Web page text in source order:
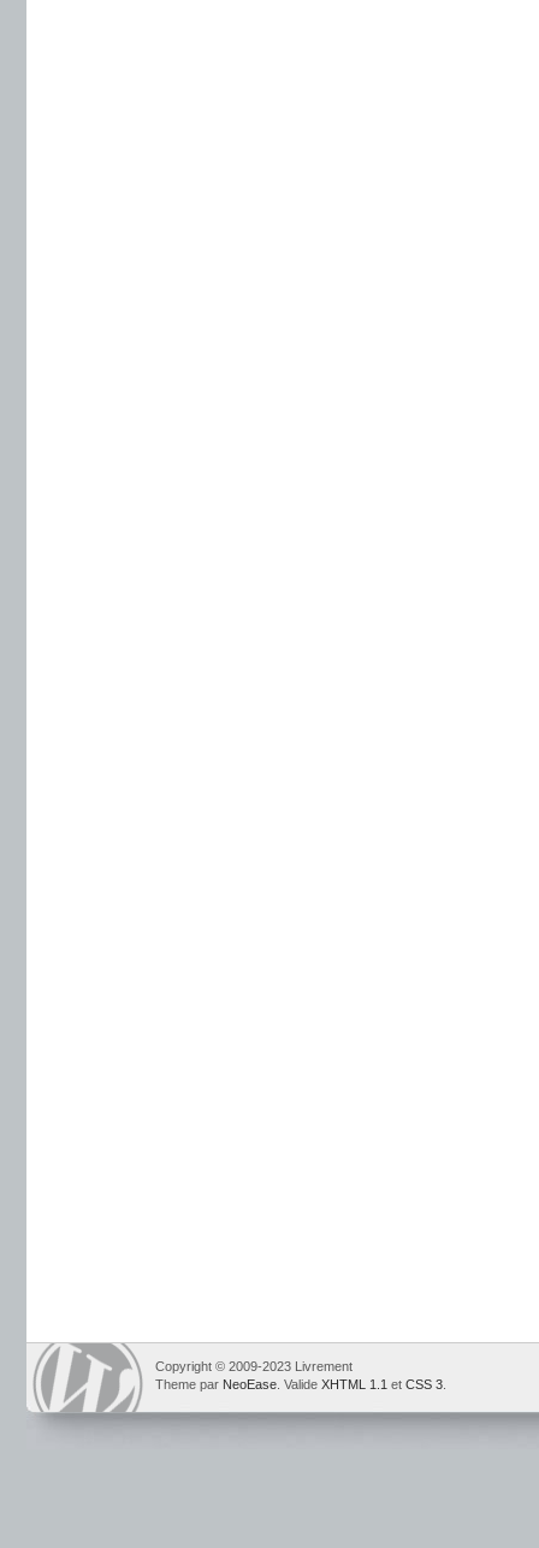
Copyright © 2009-2023 Livrement
Theme par NeoEase . Valide XHTML 1.1 et CSS 3